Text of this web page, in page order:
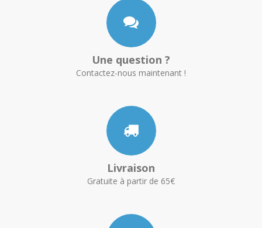
Une question ?
Contactez-nous maintenant !
Livraison
Gratuite à partir de 65€